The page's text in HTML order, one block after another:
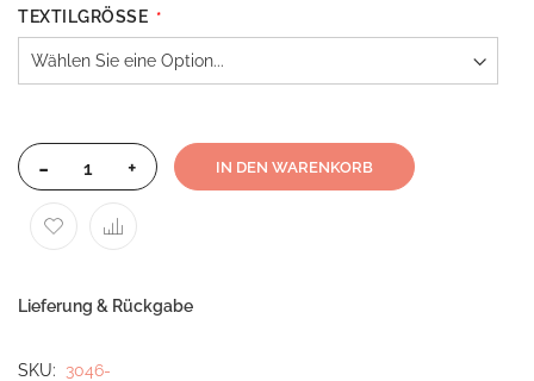
TEXTILGRÖSSE
- + IN DEN WARENKORB
Lieferung & Rückgabe
SKU 3046-